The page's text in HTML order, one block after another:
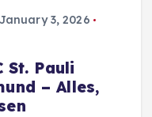
January 3, 2026
St. Pauli
– Alles,